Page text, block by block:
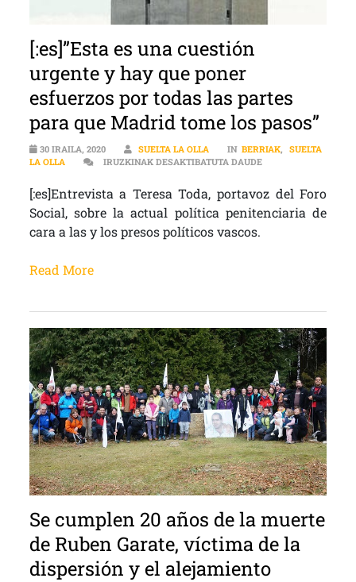
[:es]”Esta es una cuestión
urgente y hay que poner
esfuerzos por todas las partes
para que Madrid tome los pasos”
30 IRAILA, 2020 SUELTA LA OLLA IN BERRIAK, SUELTA
LA OLLA
IRUZKINAK DESAKTIBATUTA DAUDE[:ES]”ESTA ES UNA
[:es]Entrevista a Teresa Toda, portavoz del Foro
Social, sobre la actual política penitenciaria de
cara a las y los presos políticos vascos.
Read More
Se cumplen 20 años de la muerte
de Ruben Garate, víctima de la
dispersión y el alejamiento